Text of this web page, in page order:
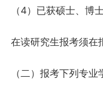
（4）已获硕士、博
在读研究生报考须在
（二）报考下列专